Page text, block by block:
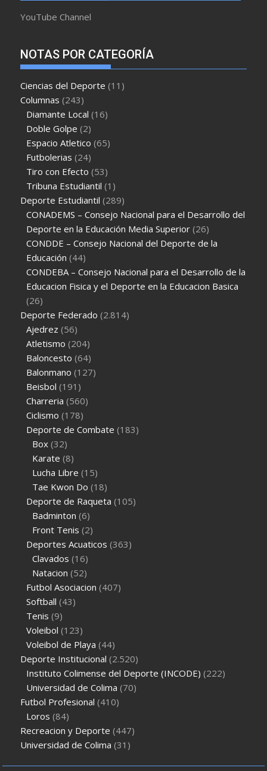
YouTube Channel
NOTAS POR CATEGORÍA
Ciencias del Deporte (11)
Columnas (243)
Diamante Local (16)
Doble Golpe (2)
Espacio Atletico (65)
Futbolerias (24)
Tiro con Efecto (53)
Tribuna Estudiantil (1)
Deporte Estudiantil (289)
CONADEMS – Consejo Nacional para el Desarrollo del
Deporte en la Educación Media Superior (26)
CONDDE – Consejo Nacional del Deporte de la
Educación (44)
CONDEBA – Consejo Nacional para el Desarrollo de la
Educacion Fisica y el Deporte en la Educacion Basica
(26)
Deporte Federado (2.814)
Ajedrez (56)
Atletismo (204)
Baloncesto (64)
Balonmano (127)
Beisbol (191)
Charreria (560)
Ciclismo (178)
Deporte de Combate (183)
Box (32)
Karate (8)
Lucha Libre (15)
Tae Kwon Do (18)
Deporte de Raqueta (105)
Badminton (6)
Front Tenis (2)
Deportes Acuaticos (363)
Clavados (16)
Natacion (52)
Futbol Asociacion (407)
Softball (43)
Tenis (9)
Voleibol (123)
Voleibol de Playa (44)
Deporte Institucional (2.520)
Instituto Colimense del Deporte (INCODE) (222)
Universidad de Colima (70)
Futbol Profesional (410)
Loros (84)
Recreacion y Deporte (447)
Universidad de Colima (31)